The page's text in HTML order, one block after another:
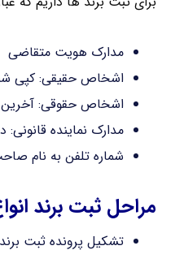
مدارک هویت متقاضی
اشخاص حقیقی: کپی
اشخاص حقوقی: آخرین
مدارک نماینده
شماره تلفن به نام
مراحل ثبت برند
تشکیل پرونده ثبت